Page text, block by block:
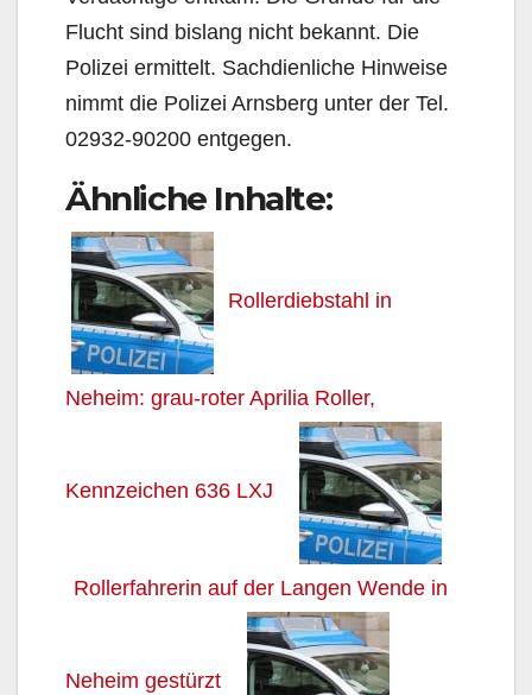
Flucht sind bislang nicht bekannt. Die
Polizei ermittelt. Sachdienliche Hinweise
nimmt die Polizei Arnsberg unter der Tel.
02932-90200 entgegen.
Ähnliche Inhalte:
Rollerdiebstahl in
Neheim: grau-roter Aprilia Roller,
Kennzeichen 636 LXJ
Rollerfahrerin auf der Langen Wende in
Neheim gestürzt